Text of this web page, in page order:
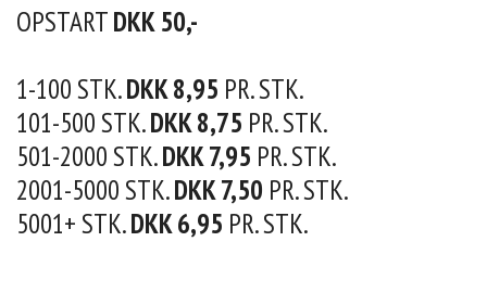
OPSTARTDKK 50,-
1-100 STK.DKK 8,95 PR. STK.
101-500 STK.DKK 8,75 PR. STK.
501-2000 STK.DKK 7,95 PR. STK.
2001-5000 STK.DKK 7,50 PR. STK.
5001+ STK.DKK 6,95 PR. STK.